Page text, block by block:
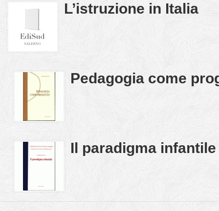
L’istruzione in Italia
Pedagogia come
Il paradigma infantile